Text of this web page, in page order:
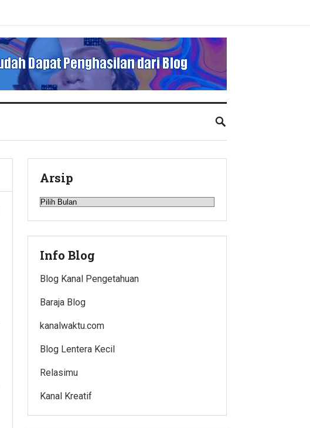
Arsip
Arsip
Info Blog
Blog Kanal Pengetahuan
Baraja Blog
kanalwaktu.com
Blog Lentera Kecil
Relasimu
Kanal Kreatif